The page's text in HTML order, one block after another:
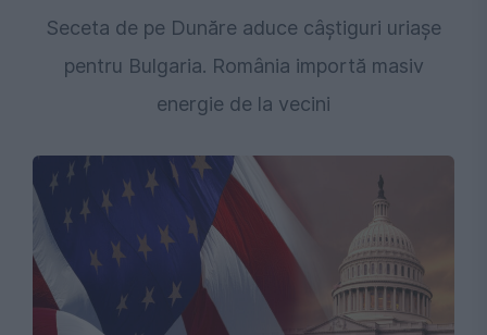
Seceta de pe Dunăre aduce câștiguri uriașe
pentru Bulgaria. România importă masiv
energie de la vecini